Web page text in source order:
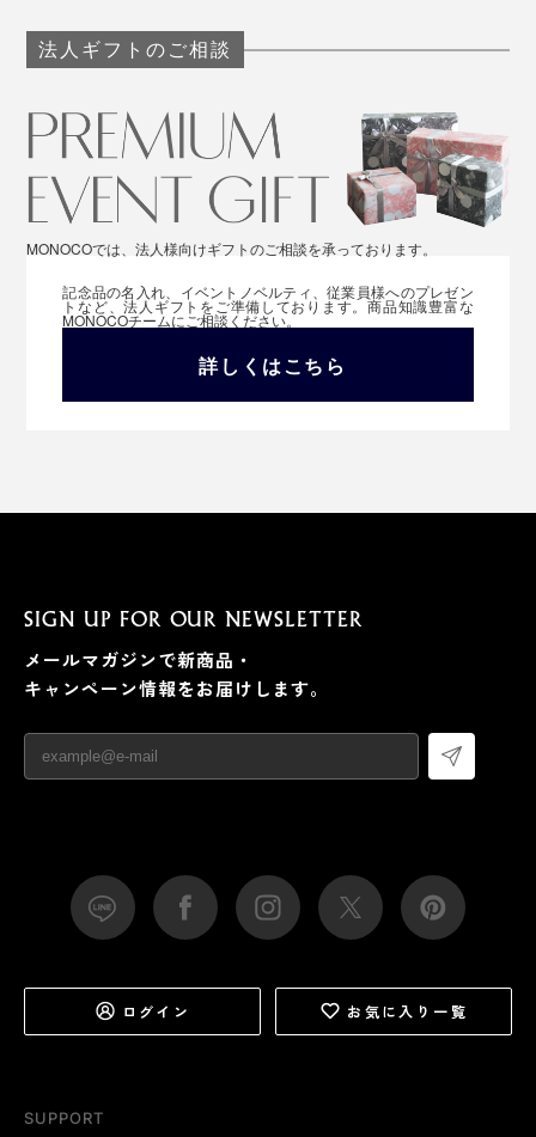
法人ギフトのご相談
MONOCOでは、法人様向けギフトのご相談を承っております。
記念品の名入れ、イベントノベルティ、従業員様へのプレゼン
トなど、法人ギフトをご準備しております。商品知識豊富な
MONOCOチームにご相談ください。
詳しくはこちら
SUPPORT
SIGN UP FOR OUR NEWSLETTER
メールマガジンで新商品・
キャンペーン情報をお届けします。
ログイン お気に入り一覧